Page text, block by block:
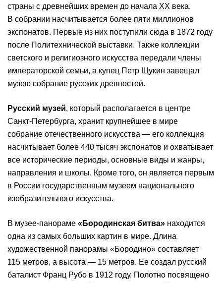
страны с древнейших времен до начала XX века.
В собрании насчитывается более пяти миллионов
экспонатов. Первые из них поступили сюда в 1872 году
после Политехнической выставки. Также коллекции
светского и религиозного искусства передали члены
императорской семьи, а купец Петр Щукин завещал
музею собрание русских древностей.
Русский музей, который располагается в центре
Санкт-Петербурга, хранит крупнейшее в мире
собрание отечественного искусства — его коллекция
насчитывает более 440 тысяч экспонатов и охватывает
все исторические периоды, основные виды и жанры,
направления и школы. Кроме того, он является первым
в России государственным музеем национального
изобразительного искусства.
В музее-панораме «Бородинская битва» находится
одна из самых больших картин в мире. Длина
художественной панорамы «Бородино» составляет
115 метров, а высота — 15 метров. Ее создал русский
баталист Франц Рубо в 1912 году. Полотно посвящено